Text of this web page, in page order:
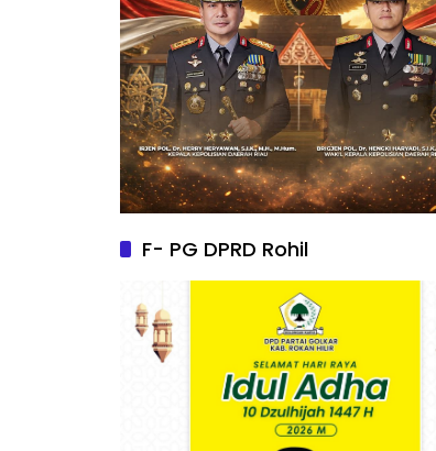
F- PG DPRD Rohil